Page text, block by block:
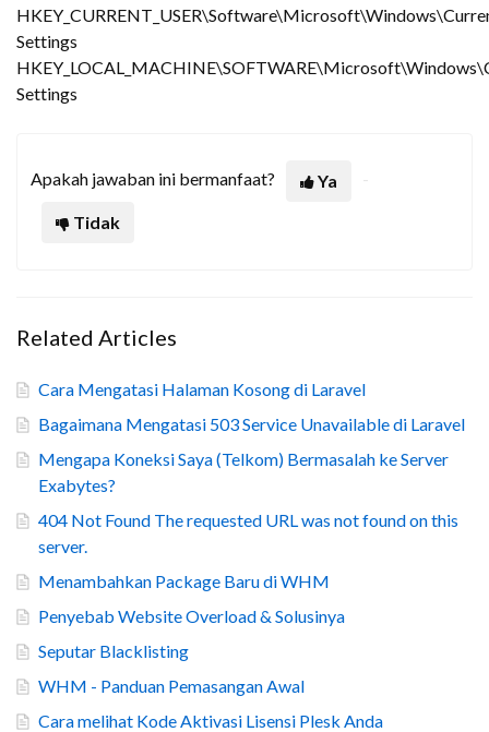
Settings
Settings
Apakah jawaban ini bermanfaat?
Ya
Tidak
Related Articles
Cara Mengatasi Halaman Kosong di Laravel
Bagaimana Mengatasi 503 Service Unavailable di Laravel
Mengapa Koneksi Saya (Telkom) Bermasalah ke Server
Exabytes?
404 Not Found The requested URL was not found on this
server.
Menambahkan Package Baru di WHM
Penyebab Website Overload & Solusinya
Seputar Blacklisting
WHM - Panduan Pemasangan Awal
Cara melihat Kode Aktivasi Lisensi Plesk Anda